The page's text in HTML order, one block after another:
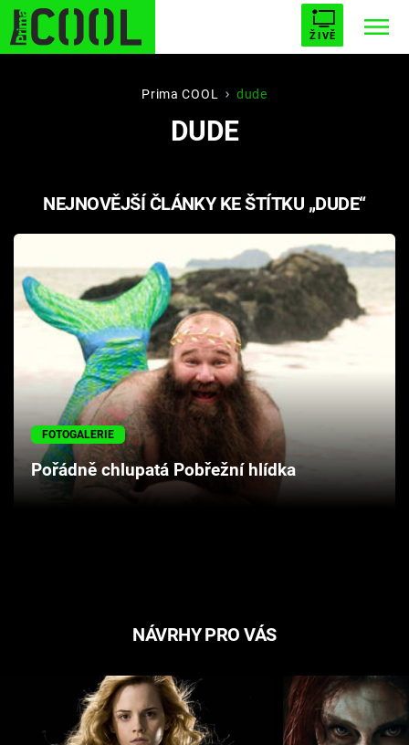
ŽIVĚ
BUFFY, PŘEMOŽITELKA UPÍRŮ
AVENGERS 5
Filmy
Seriály
Hry
Cool Esport
Pořady
Prima COOL dude
DUDE
NEJNOVĚJŠÍ ČLÁNKY KE ŠTÍTKU „DUDE“
FOTOGALERIE
Pořádně chlupatá Pobřežní hlídka
NÁVRHY PRO VÁS